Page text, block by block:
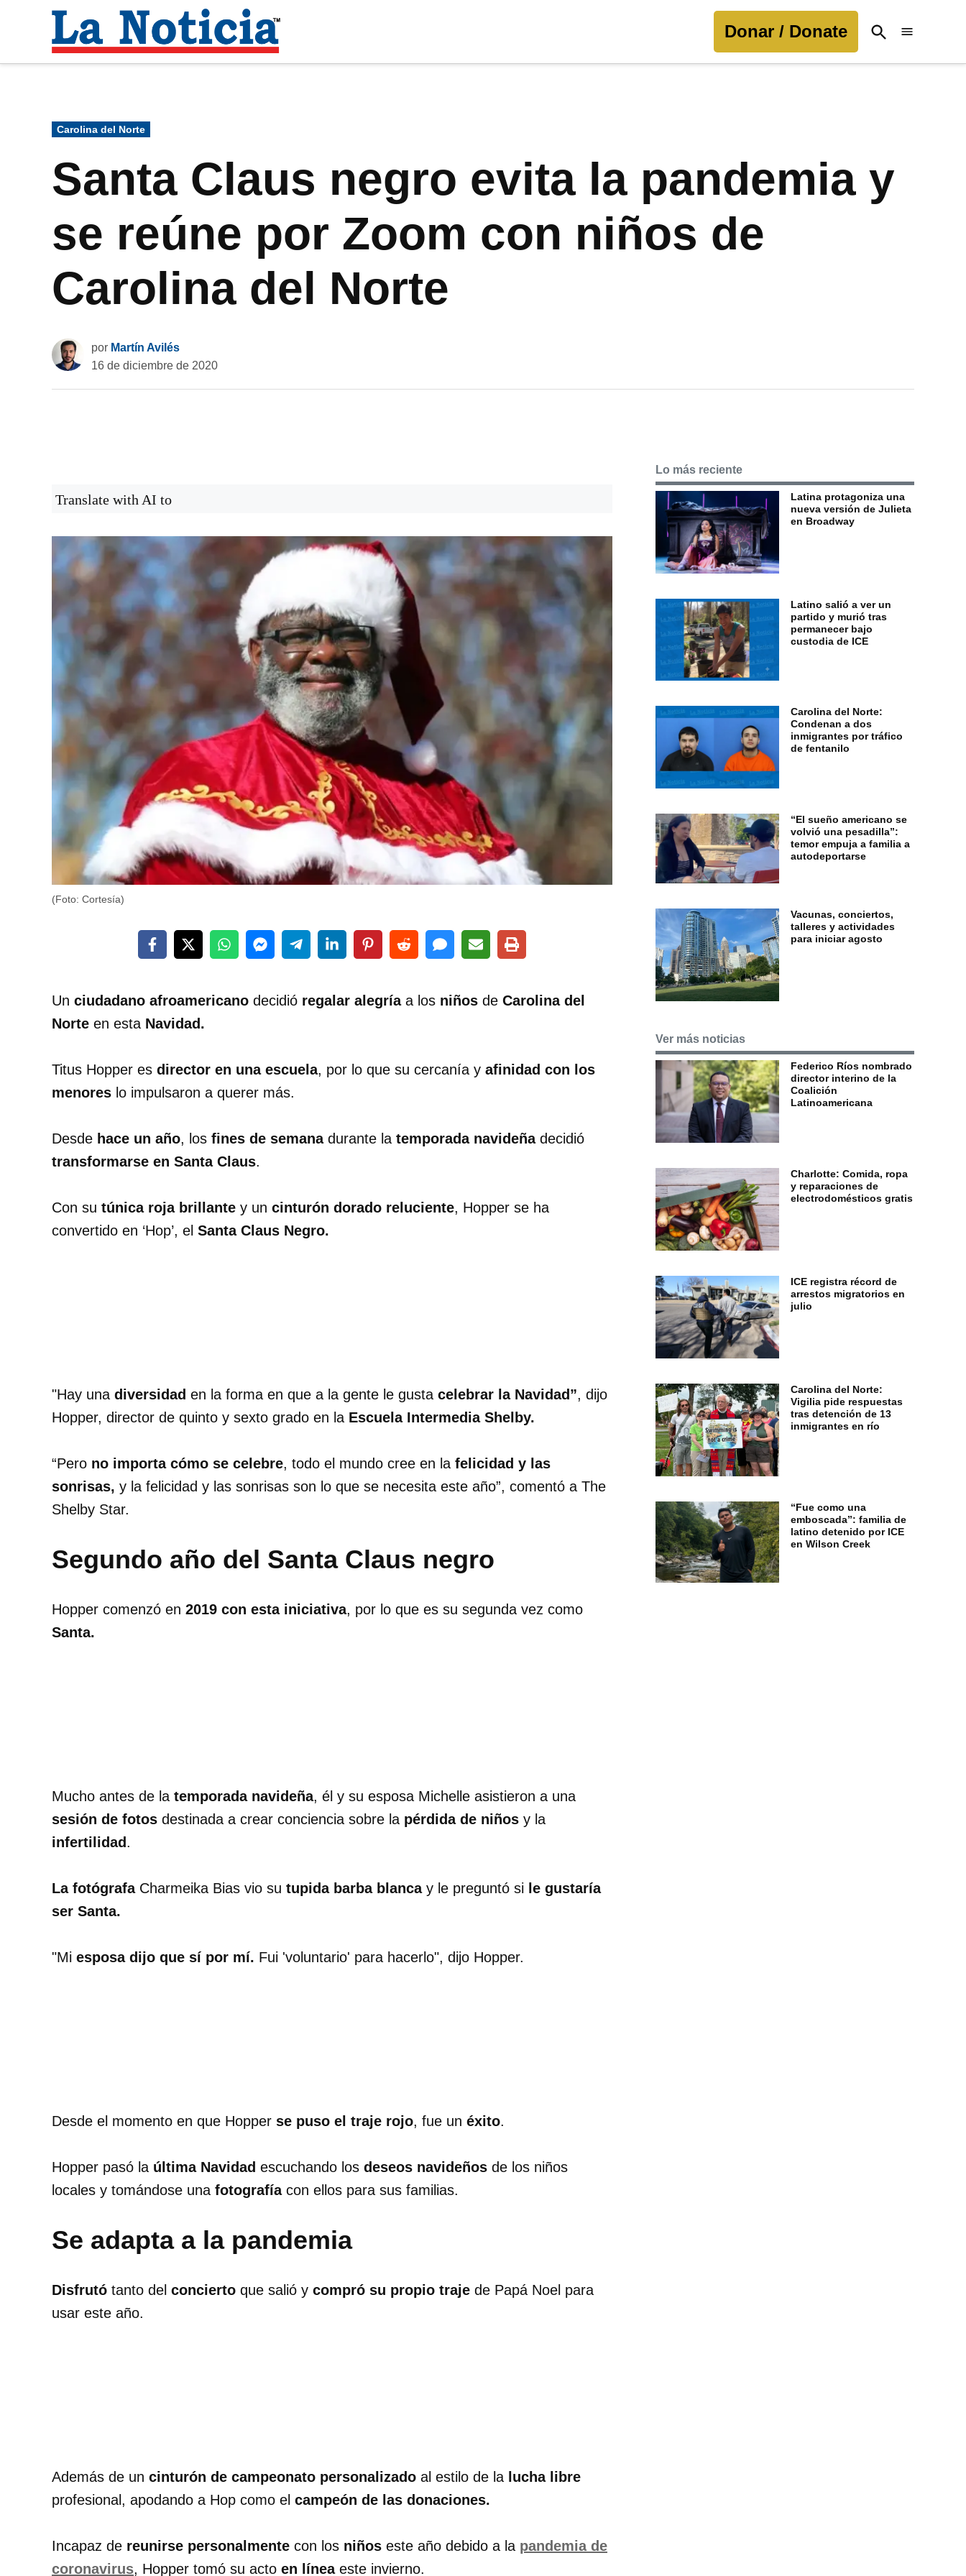
contenido
Noticia
Donar / Donate
Open
Search
Publicado
en
Carolina del Norte
Santa Claus negro evita la pandemia y
se reúne por Zoom con niños de
Carolina del Norte
por Martín Avilés
16 de diciembre de 2020
Translate with AI to
(Foto: Cortesía)
Un ciudadano afroamericano decidió regalar alegríaa los niños de Carolina del
Norte en esta Navidad.
Titus Hopper es director en una escuela, por lo que su cercanía y afinidad con los
menores lo impulsaron a querer más.
Desde hace un año, los fines de semanadurante la temporada navideñadecidió
transformarse en Santa Claus.
Con su túnica roja brillante y un cinturón dorado reluciente, Hopper se ha
convertido en ‘Hop’, el Santa Claus Negro.
"Hay una diversidad en la forma en que a la gente le gusta celebrar la Navidad”, dijo
Hopper, director de quinto y sexto grado en la Escuela Intermedia Shelby.
“Pero no importa cómo se celebre, todo el mundo cree en la felicidad y las
sonrisas, y la felicidad y las sonrisas son lo que se necesita este año”, comentó a The
Shelby Star.
Segundo año del Santa Claus negro
Hopper comenzó en 2019 con esta iniciativa, por lo que es su segunda vez como
Santa.
Mucho antes de la temporada navideña, él y su esposa Michelle asistieron a una
sesión de fotos destinada a crear conciencia sobre la pérdida de niños y la
infertilidad .
La fotógrafaCharmeika Bias vio su tupida barba blancay le preguntó si le gustaría
ser Santa.
"Mi esposa dijo que sí por mí. Fui 'voluntario' para hacerlo", dijo Hopper.
Desde el momento en que Hopper se puso el traje rojo, fue un éxito.
Hopper pasó la última Navidad escuchando los deseos navideños de los niños
locales y tomándose una fotografíacon ellos para sus familias.
Se adapta a la pandemia
Disfrutó tanto del concierto que salió y compró su propio traje de Papá Noel para
usar este año.
Además de un cinturón de campeonato personalizado al estilo de la lucha libre
profesional, apodando a Hop como el campeón de las donaciones.
Incapaz de reunirse personalmente con los niños este año debido a la pandemia de
coronavirus, Hopper tomó su acto en líneaeste invierno.
Lo más reciente
Latina protagoniza una
nueva versión de Julieta
en Broadway
Latino salió a ver un
partido y murió tras
permanecer bajo
custodia de ICE
Carolina del Norte:
Condenan a dos
inmigrantes por tráfico
de fentanilo
“El sueño americano se
volvió una pesadilla”:
temor empuja a familia a
autodeportarse
Vacunas, conciertos,
talleres y actividades
para iniciar agosto
Ver más noticias
Federico Ríos nombrado
director interino de la
Coalición
Latinoamericana
Charlotte: Comida, ropa
y reparaciones de
electrodomésticos gratis
ICE registra récord de
arrestos migratorios en
julio
Carolina del Norte:
Vigilia pide respuestas
tras detención de 13
inmigrantes en río
“Fue como una
emboscada”: familia de
latino detenido por ICE
en Wilson Creek